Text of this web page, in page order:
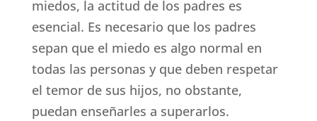
miedos, la actitud de los padres es
esencial. Es necesario que los padres
sepan que el miedo es algo normal en
todas las personas y que deben respetar
el temor de sus hijos, no obstante,
puedan enseñarles a superarlos.